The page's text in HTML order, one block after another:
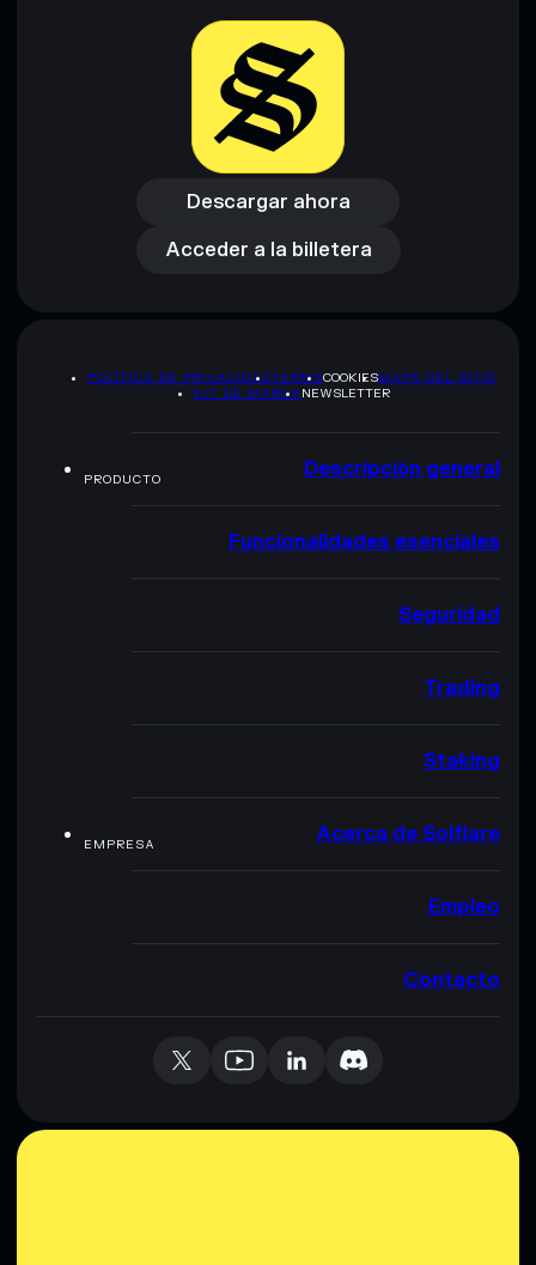
Descargar ahora
Descargar ahora
Acceder a la billetera
Acceder a la billetera
POLÍTICA DE PRIVACIDADTERMSCOOKIESMAPA DEL SITIO
KIT DE MARCA NEWSLETTER
PRODUCTO Descripción general
Funcionalidades esenciales
Seguridad
Trading
Staking
EMPRESA Acerca de Solflare
Empleo
Contacto